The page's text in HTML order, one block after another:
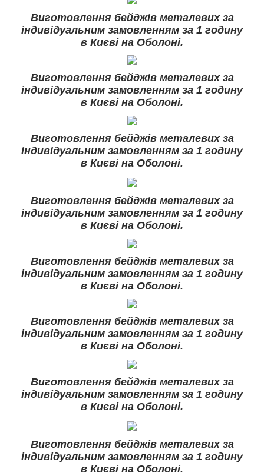
Виготовлення бейджів металевих за
індивідуальним замовленням за 1 годину
в Києві на Оболоні.
Виготовлення бейджів металевих за
індивідуальним замовленням за 1 годину
в Києві на Оболоні.
Виготовлення бейджів металевих за
індивідуальним замовленням за 1 годину
в Києві на Оболоні.
Виготовлення бейджів металевих за
індивідуальним замовленням за 1 годину
в Києві на Оболоні.
Виготовлення бейджів металевих за
індивідуальним замовленням за 1 годину
в Києві на Оболоні.
Виготовлення бейджів металевих за
індивідуальним замовленням за 1 годину
в Києві на Оболоні.
Виготовлення бейджів металевих за
індивідуальним замовленням за 1 годину
в Києві на Оболоні.
Виготовлення бейджів металевих за
індивідуальним замовленням за 1 годину
в Києві на Оболоні.